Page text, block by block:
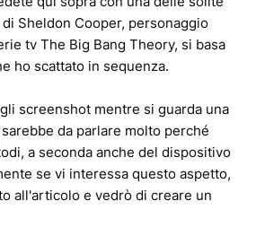
Sheldon Cooper, personaggio
tv The Big Bang Theory, si basa
ho scattato in sequenza.
screenshot mentre si guarda una
da parlare molto perché
a seconda anche del dispositivo
se vi interessa questo aspetto,
all'articolo e vedrò di creare un